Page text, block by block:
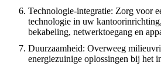
Technologie-integratie: Zorg voor
technologie in uw
bekabeling, netwerktoegang en
Duurzaamheid: Overweeg
energiezuinige oplossingen bij het